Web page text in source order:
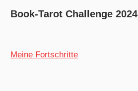
Book-Tarot Challenge 2024
Meine Fortschritte